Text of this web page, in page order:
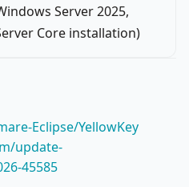
Server 2025,
Core installation)
Eclipse/YellowKey
update-
45585